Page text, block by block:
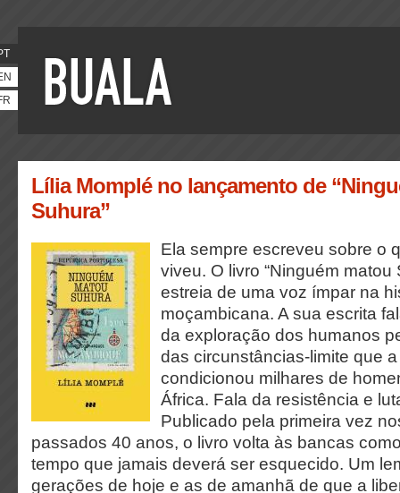
Lília Momplé no lançamento de
Suhura”
Ela sempre escreveu sobre o
viveu. O livro “Ninguém matou
estreia de uma voz ímpar na
moçambicana. A sua escrita
da exploração dos humanos
das circunstâncias-limite que
condicionou milhares de
África. Fala da resistência e
Publicado pela primeira vez
passados 40 anos, o livro volta às bancas
tempo que jamais deverá ser esquecido. Um
gerações de hoje e as de amanhã de que a